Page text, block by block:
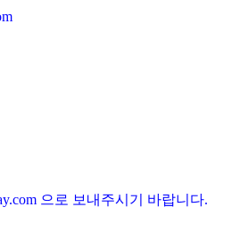
으로 보내주시기 바랍니다.